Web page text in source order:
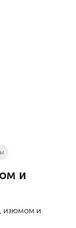
и
изюмом и